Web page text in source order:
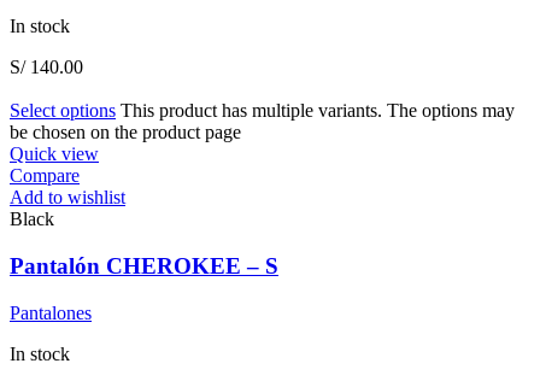
In stock
S/140.00
Select options This product has multiple variants. The options may
be chosen on the product page
Quick view
Compare
Add to wishlist
Black
Pantalón CHEROKEE – S
Pantalones
In stock